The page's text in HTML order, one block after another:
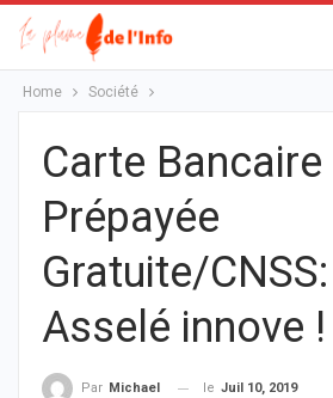
Home Société
Carte Bancaire
Prépayée
Gratuite/
Asselé innove !
Par Michael le Juil 10, 2019